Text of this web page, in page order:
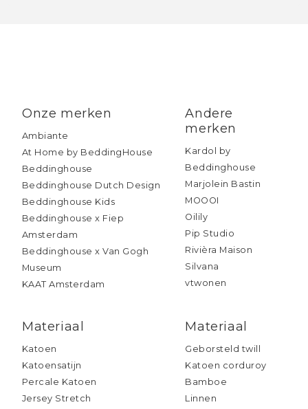
Onze merken
Ambiante
At Home by BeddingHouse
Beddinghouse
Beddinghouse Dutch Design
Beddinghouse Kids
Beddinghouse x Fiep
Amsterdam
Beddinghouse x Van Gogh
Museum
KAAT Amsterdam
Andere
merken
Kardol by
Beddinghouse
Marjolein Bastin
MOOOI
Oilily
Pip Studio
Rivièra Maison
Silvana
vtwonen
Materiaal
Katoen
Katoensatijn
Percale Katoen
Jersey Stretch
Materiaal
Geborsteld twill
Katoen corduroy
Bamboe
Linnen